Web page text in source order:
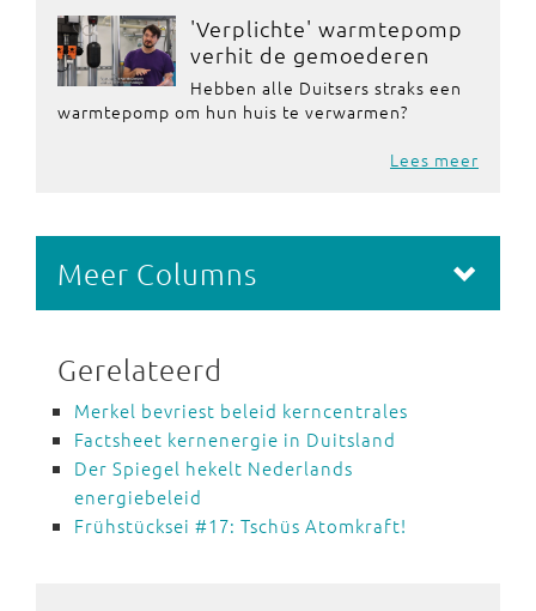
'Verplichte' warmtepomp
verhit de gemoederen
Hebben alle Duitsers straks een
warmtepomp om hun huis te verwarmen?
Lees meer
Meer Columns
Gerelateerd
Merkel bevriest beleid kerncentrales
Factsheet kernenergie in Duitsland
Der Spiegel hekelt Nederlands
energiebeleid
Frühstücksei #17: Tschüs Atomkraft!